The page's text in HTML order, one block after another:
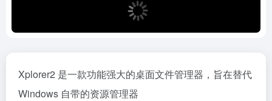
Xplorer2 是一款功能强大的桌面文件管理器，旨在替代
Windows 自带的资源管理器